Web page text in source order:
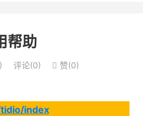
帮助
评论(0)  赞(0)
index